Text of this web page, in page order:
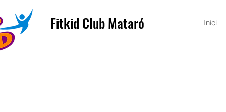
Inici
Fitkid Club Mataró